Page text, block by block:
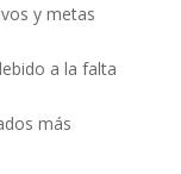
y metas
a la falta
más